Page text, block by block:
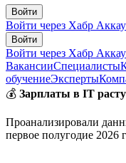
Войти
Войти через Хабр
Войти
Войти через Хабр
ВакансииСпециалисты
обучениеЭксперты
💰 Зарплаты в IT
Проанализировали
первое полугодие 2026